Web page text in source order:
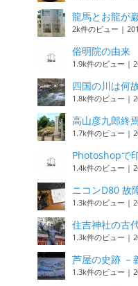
龍馬とお龍が
2k件のビュー |
俗明院の由来
1.9k件のビュー |
四国の川は何
1.8k件のビュー |
高山彦九郎終
1.7k件のビュー |
Photoshopで
1.4k件のビュー |
ニコンD80 故
1.3k件のビュー |
住吉神社の古
1.3k件のビュー |
芦屋の史跡 －
1.3k件のビュー |